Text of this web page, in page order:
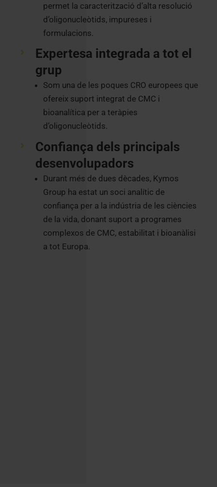
permet la caracterització d’alta resolució
d’oligonucleòtids, impureses i
formulacions.
Expertesa integrada a tot el
grup
Som una de les poques CRO europees que
ofereix suport integrat de CMC i
bioanalítica per a teràpies
d’oligonucleòtids.
Confiança dels principals
desenvolupadors
Durant més de dues dècades, Kymos
Group ha estat un soci analític de
confiança per a la indústria de les ciències
de la vida, donant suport a programes
complexos de CMC, estabilitat i bioanàlisi
a tot Europa.